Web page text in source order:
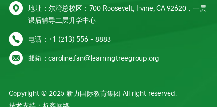

地址：尔湾总校区：700 Roosevelt, Irvine, CA 92620，一层
课后辅导二层升学中心
 电话：+1 (213) 556 - 8888
 邮箱：caroline.fan@learningtreegroup.org
Copyright © 2025 新力国际教育集团 All right reserved.